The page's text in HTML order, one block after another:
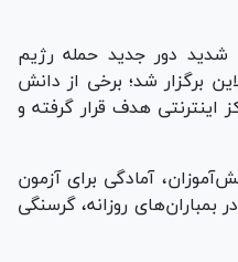
شدید دور جدید حمله رژیم
برگزار شد؛ برخی از دانش
اینترنتی هدف قرار گرفته و
آمادگی برای آزمون
بمباران‌های روزانه، گرسنگی